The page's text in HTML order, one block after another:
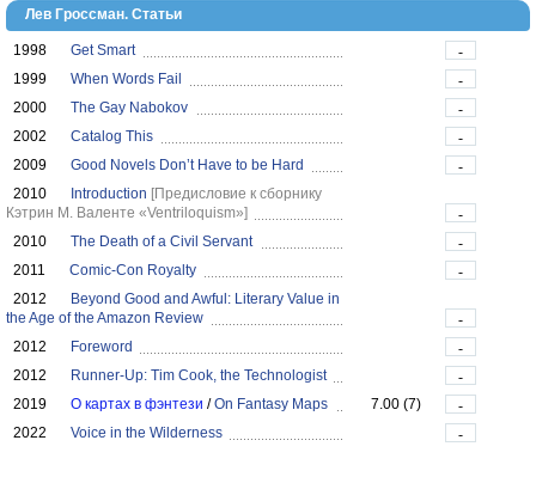
Лев Гроссман. Статьи
1998 Get Smart
-
1999
When Words Fail
-
2000
The Gay Nabokov
-
2002
Catalog This
-
2009
Good Novels Don’t Have to be Hard
-
2010
Introduction [Предисловие к сборнику
Кэтрин М. Валенте «Ventriloquism»]
-
2010
The Death of a Civil Servant
-
2011
Comic-Con Royalty
-
2012
Beyond Good and Awful: Literary Value in
the Age of the Amazon Review
-
2012
Foreword
-
2012
Runner-Up: Tim Cook, the Technologist
-
2019
О картах в фэнтези /On Fantasy Maps 7.00 (7)
-
2022
Voice in the Wilderness -